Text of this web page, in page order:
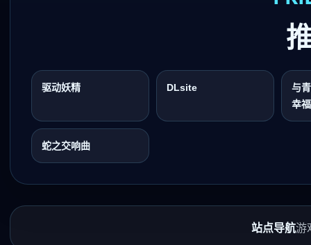
驱动妖精 DLsite
与
幸
蛇之交响曲
站点导航游